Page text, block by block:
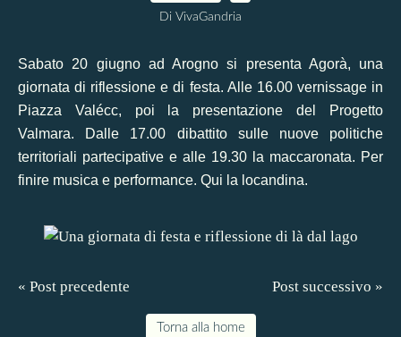
Di VivaGandria
Sabato 20 giugno ad Arogno si presenta Agorà, una
giornata di riflessione e di festa. Alle 16.00 vernissage in
Piazza Valécc, poi la presentazione del Progetto
Valmara. Dalle 17.00 dibattito sulle nuove politiche
territoriali partecipative e alle 19.30 la maccaronata. Per
finire musica e performance. Qui la locandina.
« Post precedente Post successivo »
Torna alla home